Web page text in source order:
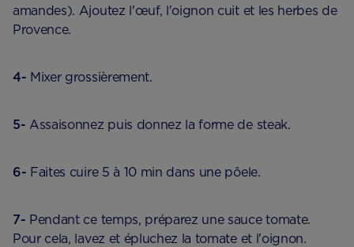
amandes). Ajoutez l'œuf, l'oignon cuit et les herbes de
Provence.
4- Mixer grossièrement.
5- Assaisonnez puis donnez la forme de steak.
6- Faites cuire 5 à 10 min dans une pôele.
7- Pendant ce temps, préparez une sauce tomate.
Pour cela, lavez et épluchez la tomate et l'oignon.